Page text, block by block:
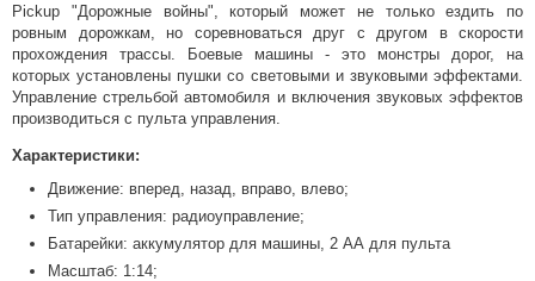
Pickup "Дорожные войны", который может не только ездить по
ровным дорожкам, но соревноваться друг с другом в скорости
прохождения трассы. Боевые машины - это монстры дорог, на
которых установлены пушки со световыми и звуковыми эффектами.
Управление стрельбой автомобиля и включения звуковых эффектов
производиться с пульта управления.
Характеристики:
Движение: вперед, назад, вправо, влево;
Тип управления: радиоуправление;
Батарейки: аккумулятор для машины, 2 AА для пульта
Масштаб: 1:14;